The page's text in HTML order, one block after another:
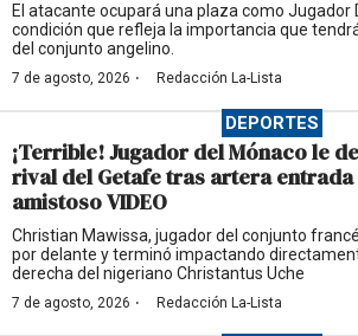
El atacante ocupará una plaza como Jugador
condición que refleja la importancia que
del conjunto angelino.
7 de agosto, 2026 · Redacción La-Lista
DEPORTES
¡Terrible! Jugador del Mónaco le
rival del Getafe tras artera
amistoso VIDEO
Christian Mawissa, jugador del conjunto
por delante y terminó impactando
derecha del nigeriano Christantus Uche
7 de agosto, 2026 · Redacción La-Lista